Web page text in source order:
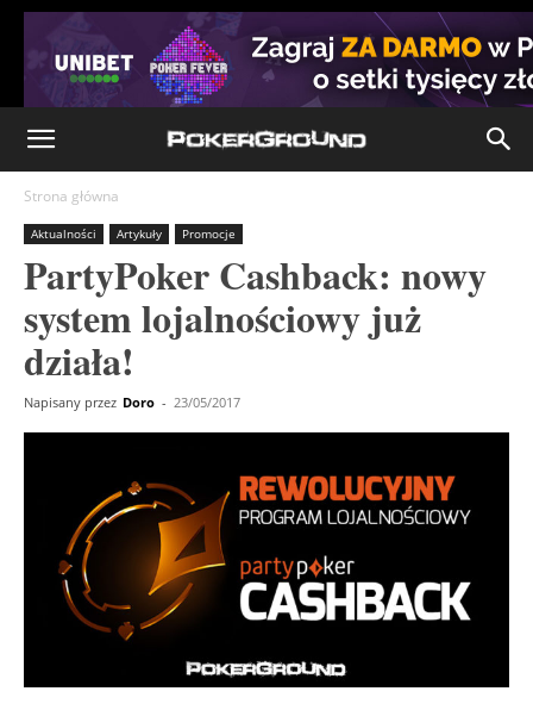
Strona główna
Aktualności Artykuły Promocje
PartyPoker Cashback: nowy
system lojalnościowy już
działa!
Napisany przez Doro - 23/05/2017